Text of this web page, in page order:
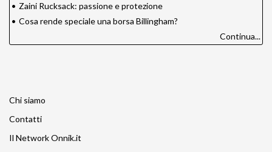
• Zaini Rucksack: passione e protezione
• Cosa rende speciale una borsa Billingham?
Continua...
Chi siamo
Contatti
Il Network Onnik.it